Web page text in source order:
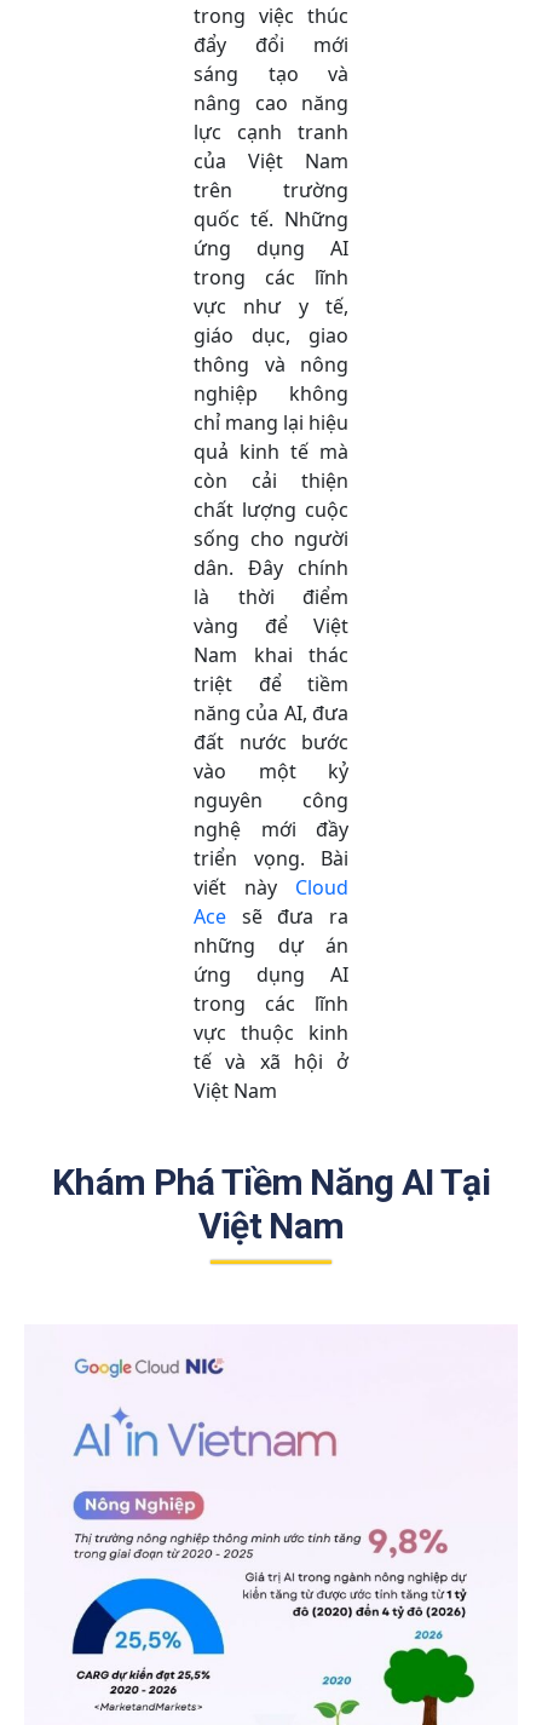
trong việc thúc
đẩy đổi mới
sáng tạo và
nâng cao năng
lực cạnh tranh
của Việt Nam
trên trường
quốc tế. Những
ứng dụng AI
trong các lĩnh
vực như y tế,
giáo dục, giao
thông và nông
nghiệp không
chỉ mang lại hiệu
quả kinh tế mà
còn cải thiện
chất lượng cuộc
sống cho người
dân. Đây chính
là thời điểm
vàng để Việt
Nam khai thác
triệt để tiềm
năng của AI, đưa
đất nước bước
vào một kỷ
nguyên công
nghệ mới đầy
triển vọng. Bài
viết này Cloud
Ace sẽ đưa ra
những dự án
ứng dụng AI
trong các lĩnh
vực thuộc kinh
tế và xã hội ở
Việt Nam
Khám Phá Tiềm Năng AI Tại
Việt Nam